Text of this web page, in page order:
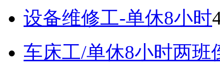
设备维修工-单休8小时
车床工/单休8小时两班